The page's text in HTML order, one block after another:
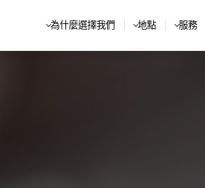
為什麼選擇我們 地點 服務